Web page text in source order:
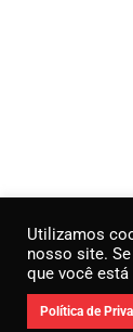
Utilizamos
nosso site.
que você
Política de